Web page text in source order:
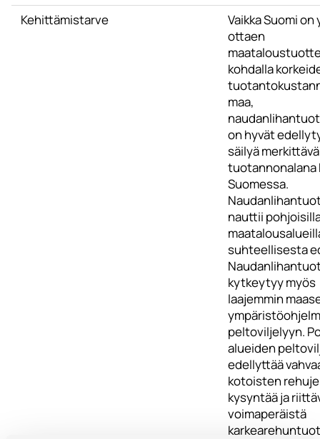
Kehittämistarve
Vaikka Suomi
ottaen
kohdalla
maa,
on hyvät
säilyä
tuotannonalana
Suomessa.
nauttii
suhteellisesta
kytkeytyy myös
laajemmin
peltoviljelyyn.
alueiden
edellyttää
kotoisten
kysyntää ja
voimaperäistä